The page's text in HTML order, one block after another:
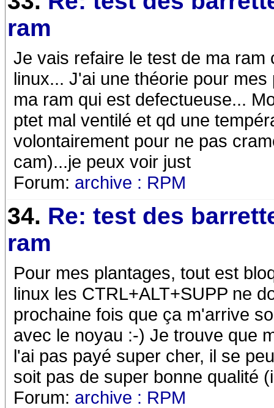
ram
Je vais refaire le test de ma
linux... J'ai une théorie pour
ma ram qui est defectueuse...
ptet mal ventilé et qd une
volontairement pour ne pas
cam)...je peux voir just
Forum: archive : RPM
34. Re: test des
ram
Pour mes plantages, tout est
linux les CTRL+ALT+SUPP ne
prochaine fois que ça m'arrive
avec le noyau :-) Je trouve que
l'ai pas payé super cher, il se
soit pas de super bonne qualité (i
Forum: archive : RPM